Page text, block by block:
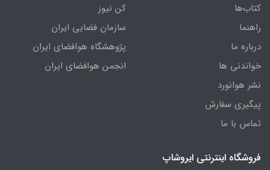
کتاب‌ها
راهنما
درباره ما
خواندنی ها
نشر هوانورد
پیگیری سفارش
تماس با ما
کن نیوز
سازمان فضایی ایران
پژوهشگاه هوافضای ایران
انجمن هوافضای ایران
فروشگاه اینترنتی ایروشاپ